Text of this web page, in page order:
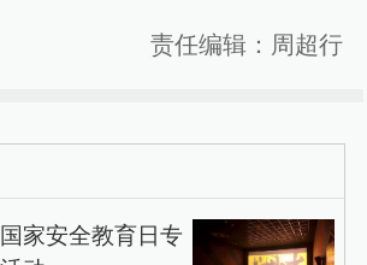
责任编辑：周超行
家安全教育日专